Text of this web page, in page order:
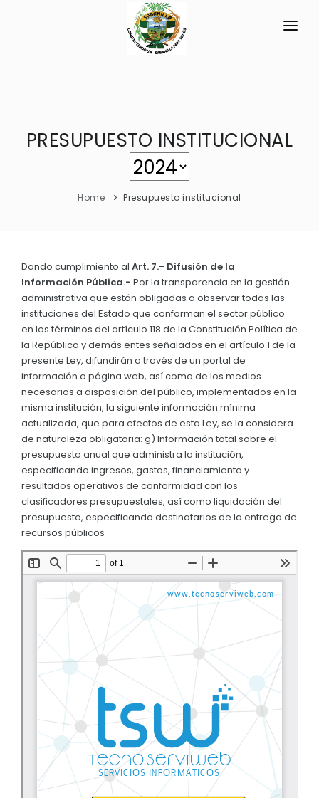
SÍMBOLOS CÍVICOS
Himno a la Parroquia
ECONOMIA LOCAL
Emprendimientos
GEOGRAFÍA
Ubicación
Clima
RESEÑA HISTÓRICA
Historia Antigua
Historia Actual
GAD
NEW
GESTIÓN Y PRESUPUESTO
Sesiones Extraordinarias
Resoluciones
Convocatorias
GESTIÓN ADMINISTRATIVA
Plan de desarrollo y Ordenamiento Territorial -
Plan Anual Contratación - PAC
Plan Operativo Anual - POA
Convenios Institucionales
PRESUPUESTO: EJECUCIÓN Y REPORTES
Cédulas presupuestarias y balances
Procesos de contratación
Ejecución Presupuestaria
Obras y proyectos
CIUDADANÍA ACTIVA
Solicitud de acceso información pública
Asambleas del Sistema de Participacion
Consejo Parroquial de Planificacion
TURISMO
PRESUPUESTO INSTITUCIONAL
Home Presupuesto institucional
Dando cumplimiento al Art. 7.- Difusión de la
Información Pública.- Por la transparencia en la gestión
administrativa que están obligadas a observar todas las
instituciones del Estado que conforman el sector público
en los términos del artículo 118 de la Constitución Política de
la República y demás entes señalados en el artículo 1 de la
presente Ley, difundirán a través de un portal de
información o página web, así como de los medios
necesarios a disposición del público, implementados en la
misma institución, la siguiente información mínima
actualizada, que para efectos de esta Ley, se la considera
de naturaleza obligatoria: g) Información total sobre el
presupuesto anual que administra la institución,
especificando ingresos, gastos, financiamiento y
resultados operativos de conformidad con los
clasificadores presupuestales, así como liquidación del
presupuesto, especificando destinatarios de la entrega de
recursos públicos